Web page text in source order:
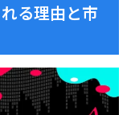
る理由と市